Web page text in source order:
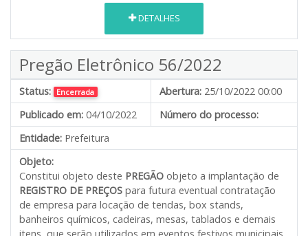
DETALHES
Pregão Eletrônico 56/2022
Status: Encerrada Abertura: 25/10/2022 00:00
Publicado em: 04/10/2022
Número do processo:
Entidade: Prefeitura
Objeto:
Constitui objeto deste PREGÃO objeto a implantação de
REGISTRO DE PREÇOS para futura eventual contratação
de empresa para locação de tendas, box stands,
banheiros químicos, cadeiras, mesas, tablados e demais